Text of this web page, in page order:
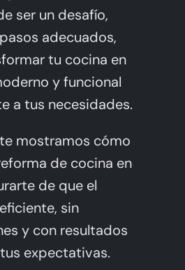
ser un desafío,
adecuados,
tu cocina en
y funcional
a tus necesidades.
mostramos cómo
de cocina en
de que el
sin
y con resultados
expectativas.